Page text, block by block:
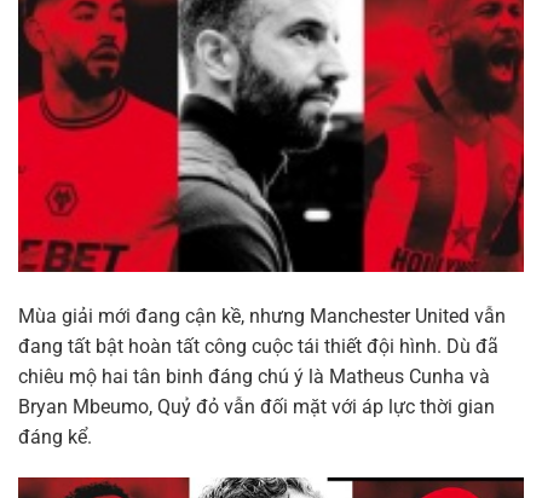
Mùa giải mới đang cận kề, nhưng Manchester United vẫn
đang tất bật hoàn tất công cuộc tái thiết đội hình. Dù đã
chiêu mộ hai tân binh đáng chú ý là Matheus Cunha và
Bryan Mbeumo, Quỷ đỏ vẫn đối mặt với áp lực thời gian
đáng kể.